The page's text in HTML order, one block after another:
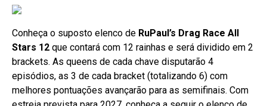
Conheça o suposto elenco de RuPaul’s Drag Race All
Stars 12 que contará com 12 rainhas e será dividido em 2
brackets. As queens de cada chave disputarão 4
episódios, as 3 de cada bracket (totalizando 6) com
melhores pontuações avançarão para as semifinais. Com